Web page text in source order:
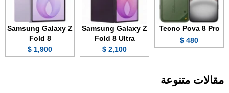
Tecno Pova 8 Pro
480 $
Samsung Galaxy Z
Fold 8 Ultra
2,100 $
Samsung Galaxy Z
Fold 8
1,900 $
مقالات متنوعة